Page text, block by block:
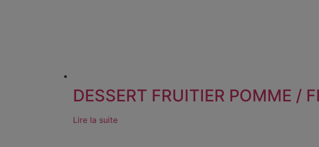
DESSERT FRUITIER POMME /
Lire la suite